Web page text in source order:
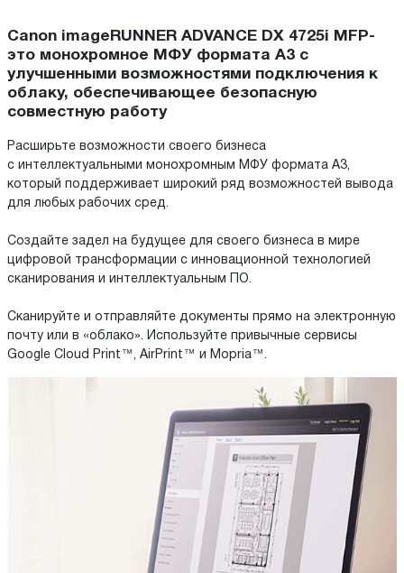
Canon imageRUNNER ADVANCE DX 4725i MFP-
это монохромное МФУ формата A3 с
улучшенными возможностями подключения к
облаку, обеспечивающее безопасную
совместную работу
Расширьте возможности своего бизнеса
с интеллектуальными монохромным МФУ формата A3,
который поддерживает широкий ряд возможностей вывода
для любых рабочих сред.
Создайте задел на будущее для своего бизнеса в мире
цифровой трансформации с инновационной технологией
сканирования и интеллектуальным ПО.
Сканируйте и отправляйте документы прямо на электронную
почту или в «облако». Используйте привычные сервисы
Google Cloud Print™, AirPrint™ и Mopria™.